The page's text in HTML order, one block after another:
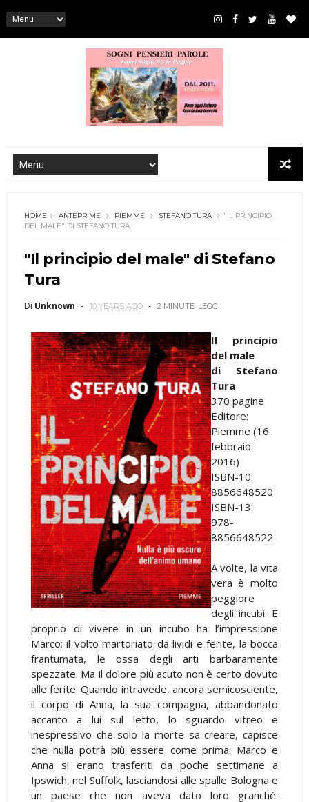
HOME ANTEPRIME PIEMME STEFANO TURA
"IL PRINCIPIO
DEL MALE" DI STEFANO TURA
"Il principio del male" di Stefano
Tura
Di Unknown 10 YEARS AGO 2 MINUTE LEGGI
Il principio
del male
di Stefano
Tura
370 pagine
Editore:
Piemme (16
febbraio
2016)
ISBN-10:
8856648520
ISBN-13:
978-
8856648522
A volte, la vita
vera è molto
peggiore
degli incubi. E
proprio di vivere in un incubo ha l’impressione
Marco: il volto martoriato da lividi e ferite, la bocca
frantumata, le ossa degli arti barbaramente
spezzate. Ma il dolore più acuto non è certo dovuto
alle ferite. Quando intravede, ancora semicosciente,
il corpo di Anna, la sua compagna, abbandonato
accanto a lui sul letto, lo sguardo vitreo e
inespressivo che solo la morte sa creare, capisce
che nulla potrà più essere come prima. Marco e
Anna si erano trasferiti da poche settimane a
Ipswich, nel Suffolk, lasciandosi alle spalle Bologna e
un paese che non aveva dato loro granché.